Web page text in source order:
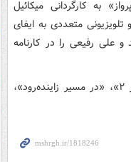
به کارگردانی میکائیل
متعددی به ایفای
علی رفیعی را در کارنامه
از جمله آثار تلویزیونی او می‌توان به سریال‌های «زیر آسمان شهر ۲»، «در مسیر زاینده‌رود»،